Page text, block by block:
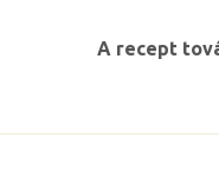
A recept